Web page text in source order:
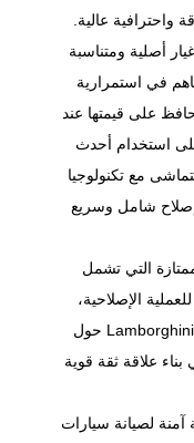
واحترافية عالية.
أصلية ومتناسبة
في استمرارية
على قيمتها عند
استخدام أحدث
مع تكنولوجيا
شامل وسريع
التي تشمل
الإصلاحية،
وهذا يبعث طمأنينة لمالكي سيارات Lamborghini حول
علاقة ثقة قوية
لصيانة سيارات